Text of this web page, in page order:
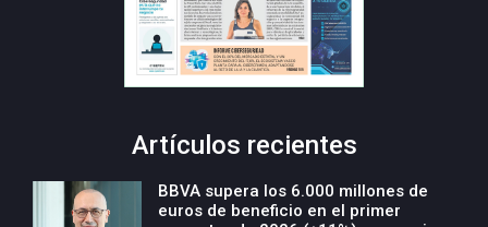
Artículos recientes
BBVA supera los 6.000 millones de
euros de beneficio en el primer